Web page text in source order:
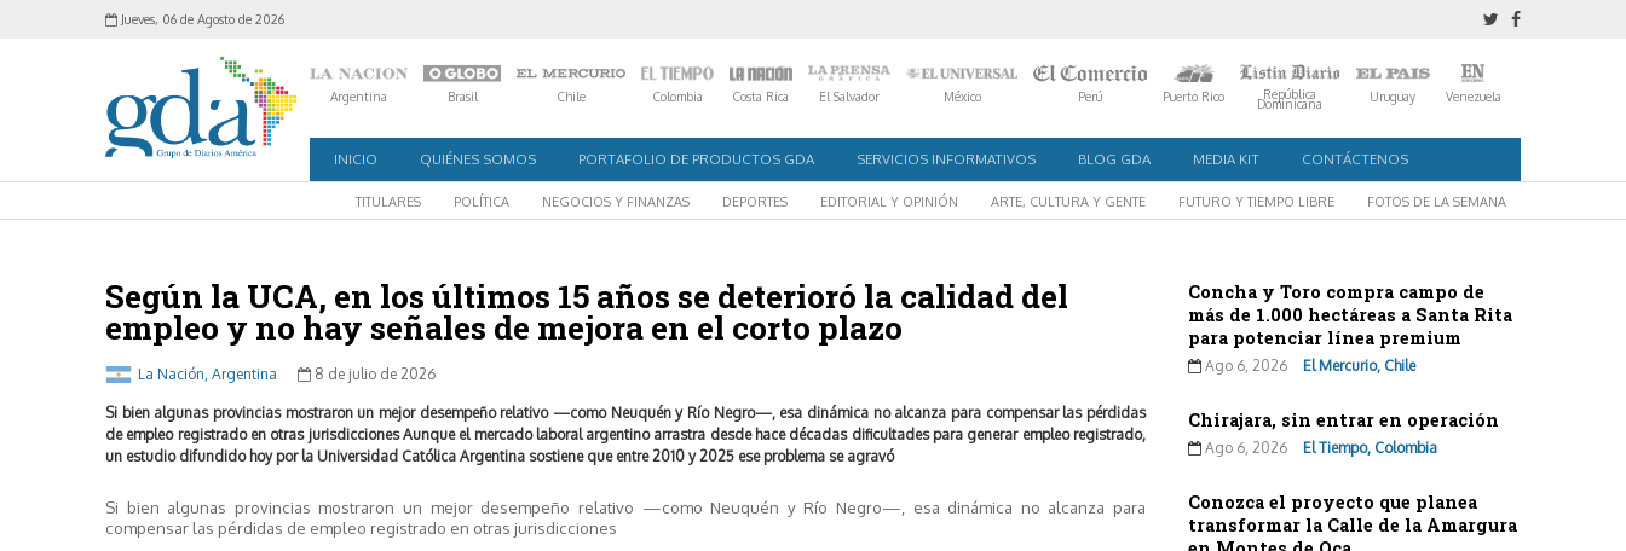
Jueves, 06 de Agosto de 2026
Argentina Brasil Chile Colombia Costa Rica El Salvador México Perú Puerto Rico República
Dominicana Uruguay Venezuela
INICIO QUIÉNES SOMOS PORTAFOLIO DE PRODUCTOS GDA SERVICIOS INFORMATIVOS BLOG GDA MEDIA KIT CONTÁCTENOS
TITULARES POLÍTICA NEGOCIOS Y FINANZAS DEPORTES EDITORIAL Y OPINIÓN ARTE, CULTURA Y GENTE FUTURO Y TIEMPO LIBRE FOTOS DE LA SEMANA
Según la UCA, en los últimos 15 años se deterioró la calidad del
empleo y no hay señales de mejora en el corto plazo
La Nación, Argentina 8 de julio de 2026
Si bien algunas provincias mostraron un mejor desempeño relativo —como Neuquén y Río Negro—, esa dinámica no alcanza para compensar las pérdidas
de empleo registrado en otras jurisdicciones Aunque el mercado laboral argentino arrastra desde hace décadas dificultades para generar empleo registrado,
un estudio difundido hoy por la Universidad Católica Argentina sostiene que entre 2010 y 2025 ese problema se agravó
Si bien algunas provincias mostraron un mejor desempeño relativo —como Neuquén y Río Negro—, esa dinámica no alcanza para
compensar las pérdidas de empleo registrado en otras jurisdicciones
Concha y Toro compra campo de
más de 1.000 hectáreas a Santa Rita
para potenciar línea premium
Ago 6, 2026 El Mercurio, Chile
Chirajara, sin entrar en operación
Ago 6, 2026 El Tiempo, Colombia
Conozca el proyecto que planea
transformar la Calle de la Amargura